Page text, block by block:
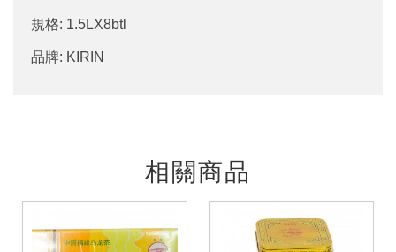
規格: 1.5LX8btl
品牌: KIRIN
相關商品